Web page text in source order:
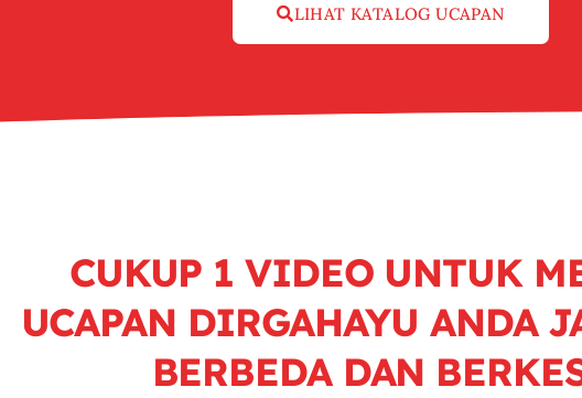
LIHAT KATALOG UCAPAN
CUKUP 1 VIDEO UNTUK
UCAPAN DIRGAHAYU ANDA
BERBEDA DAN